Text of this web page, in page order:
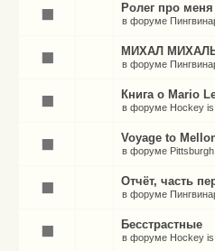
Ролег про
в форуме
МИХАЛ
в форуме
Книга о Mario
в форуме Hockey is
Voyage to
в форуме
Отчёт, часть
в форуме
Бесстрастные
в форуме Hockey is